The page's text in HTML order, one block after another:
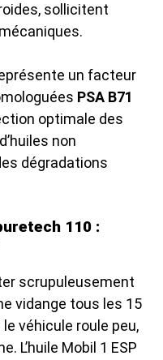
sollicitent
un facteur
PSA B71
optimale des
non
dégradations
110 :
scrupuleusement
vidange tous les 15
véhicule roule peu,
L’huile Mobil 1 ESP